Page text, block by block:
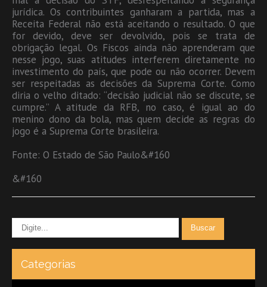
jurídica. Os contribuintes ganharam a partida, mas a
Receita Federal não está aceitando o resultado. O que
for devido, deve ser devolvido, pois se trata de
obrigação legal. Os Fiscos ainda não aprenderam que
nesse jogo, suas atitudes interferem diretamente no
investimento do país, que pode ou não ocorrer. Devem
ser respeitadas as decisões da Suprema Corte. Como
diria o velho ditado: “decisão judicial não se discute, se
cumpre.” A atitude da RFB, no caso, é igual ao do
menino dono da bola, mas quem decide as regras do
jogo é a Suprema Corte brasileira.
Fonte: O Estado de São Paulo&#160
&#160
Categorias